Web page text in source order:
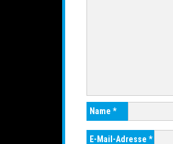
Name *
E-Mail-Adresse *